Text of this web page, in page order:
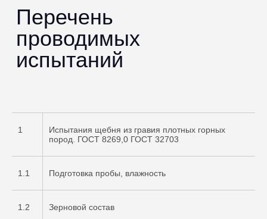
1
Испытания щебня из гравия плотных горных
пород. ГОСТ 8269,0 ГОСТ 32703
1.1 Подготовка пробы, влажность
1.2 Зерновой состав